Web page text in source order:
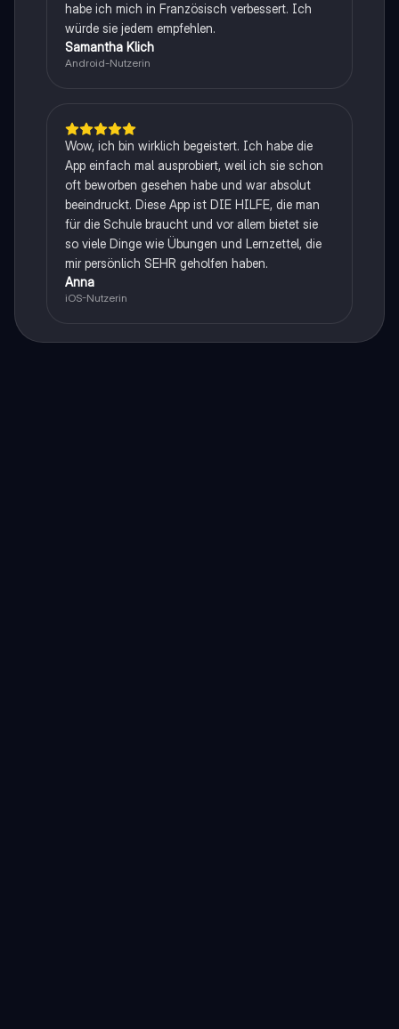
habe ich mich in Französisch verbessert. Ich
würde sie jedem empfehlen.
Samantha Klich
Android-Nutzerin
Wow, ich bin wirklich begeistert. Ich habe die
App einfach mal ausprobiert, weil ich sie schon
oft beworben gesehen habe und war absolut
beeindruckt. Diese App ist DIE HILFE, die man
für die Schule braucht und vor allem bietet sie
so viele Dinge wie Übungen und Lernzettel, die
mir persönlich SEHR geholfen haben.
Anna
iOS-Nutzerin